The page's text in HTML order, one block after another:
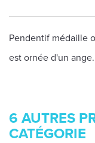
Pendentif médaille
est ornée d'un ange.
6 AUTRES
CATÉGORIE